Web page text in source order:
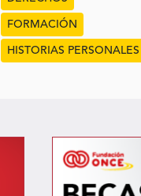
FORMACIÓN
HISTORIAS PERSONALES